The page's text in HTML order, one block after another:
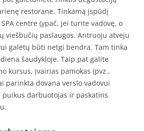
restorane. Tinkamą įspūdį
centre (ypač, jei turite vadovę, o
viešbučių paslaugos. Antruoju atveju
galėtų būti netgi bendra. Tam tinka
šaudykloje. Taip pat galite
kursus, įvairias pamokas (pvz.,
parinkta dovana verslo vadovui
darbuotojas ir paskatins